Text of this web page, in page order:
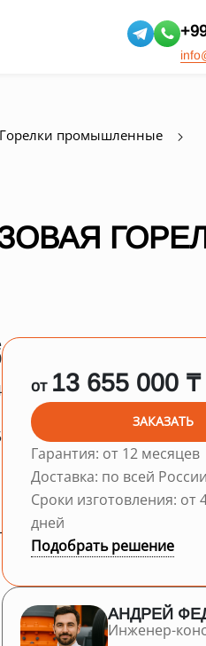
Горелки промышленные
от 13 655 000 ₸
ЗАКАЗАТЬ
Гарантия: от 12 месяцев
Доставка: по всей
Сроки изготовления: от
дней
Подобрать решение
АНДРЕЙ
Инженер-